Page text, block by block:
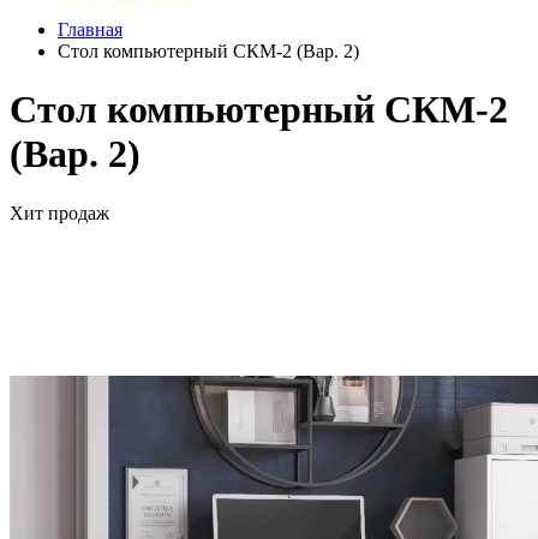
Главная
Стол компьютерный СКМ-2 (Вар. 2)
Стол компьютерный СКМ-2
(Вар. 2)
Хит продаж